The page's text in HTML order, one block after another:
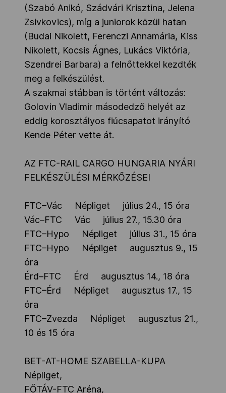
(Szabó Anikó, Szádvári Krisztina, Jelena
Zsivkovics), míg a juniorok közül hatan
(Budai Nikolett, Ferenczi Annamária, Kiss
Nikolett, Kocsis Ágnes, Lukács Viktória,
Szendrei Barbara) a felnőttekkel kezdték
meg a felkészülést.
A szakmai stábban is történt változás:
Golovin Vladimir másodedző helyét az
eddig korosztályos fiúcsapatot irányító
Kende Péter vette át.
AZ FTC-RAIL CARGO HUNGARIA NYÁRI
FELKÉSZÜLÉSI MÉRKŐZÉSEI
FTC–Vác Népliget július 24., 15 óra
Vác–FTC Vác július 27., 15.30 óra
FTC–Hypo Népliget július 31., 15 óra
FTC–Hypo Népliget augusztus 9., 15
óra
Érd–FTC Érd augusztus 14., 18 óra
FTC–Érd Népliget augusztus 17., 15
óra
FTC–Zvezda Népliget augusztus 21.,
10 és 15 óra
BET-AT-HOME SZABELLA-KUPA
Népliget,
FŐTÁV-FTC Aréna,